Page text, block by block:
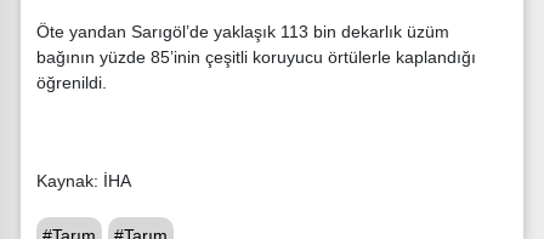
Öte yandan Sarıgöl’de yaklaşık 113 bin dekarlık üzüm
bağının yüzde 85’inin çeşitli koruyucu örtülerle kaplandığı
öğrenildi.
Kaynak: İHA
#Tarım #Tarım